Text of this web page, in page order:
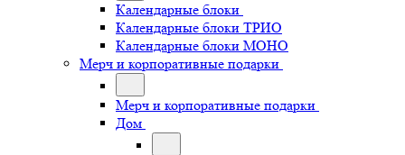
Календарные блоки
Календарные блоки ТРИО
Календарные блоки МОНО
Мерч и корпоративные подарки
Мерч и корпоративные подарки
Дом